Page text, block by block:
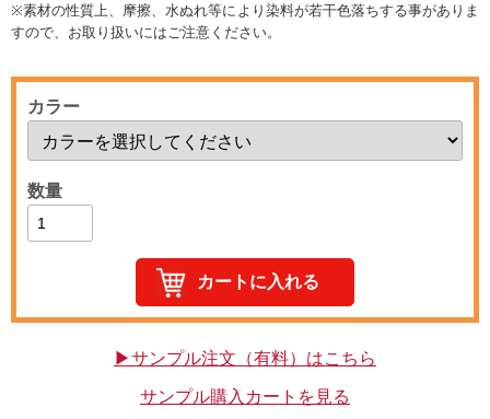
※素材の性質上、摩擦、水ぬれ等により染料が若干色落ちする事がありま
すので、お取り扱いにはご注意ください。
カラー
数量
▶サンプル注文（有料）はこちら
サンプル購入カートを見る